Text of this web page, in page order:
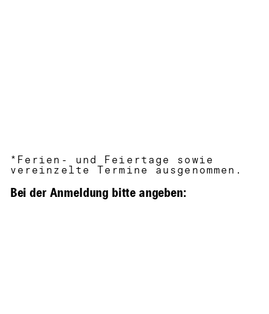
*Ferien- und Feiertage sowie
vereinzelte Termine ausgenommen.
Bei der Anmeldung bitte angeben: